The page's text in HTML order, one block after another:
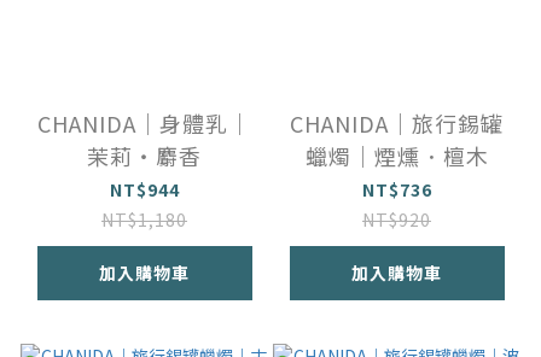
CHANIDA｜身體乳｜
茉莉・麝香
NT$944
NT$1,180
加入購物車
CHANIDA｜旅行錫罐
蠟燭｜煙燻．檀木
NT$736
NT$920
加入購物車